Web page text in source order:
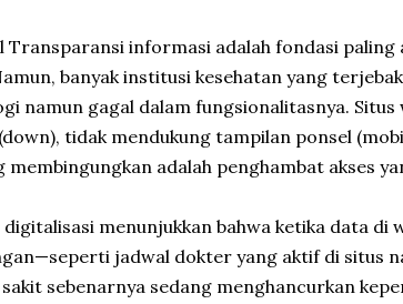
Transparansi informasi adalah fondasi paling
banyak institusi kesehatan yang
namun gagal dalam fungsionalitasnya. Situs
tidak mendukung tampilan ponsel
adalah penghambat akses
digitalisasi menunjukkan bahwa ketika data di
jadwal dokter yang aktif di situs
sebenarnya sedang menghancurkan